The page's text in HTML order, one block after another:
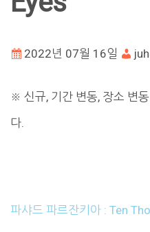
2022년 07월 16일
※ 신규, 기간 변동, 장소 변
다.
파샤드 파르잔키아 : Ten